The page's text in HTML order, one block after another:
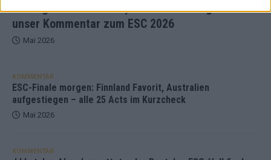
DARA gewinnt verdient, Israel beunruhigend –
unser Kommentar zum ESC 2026
Mai 2026
KOMMENTAR
ESC-Finale morgen: Finnland Favorit, Australien
aufgestiegen – alle 25 Acts im Kurzcheck
Mai 2026
KOMMENTAR